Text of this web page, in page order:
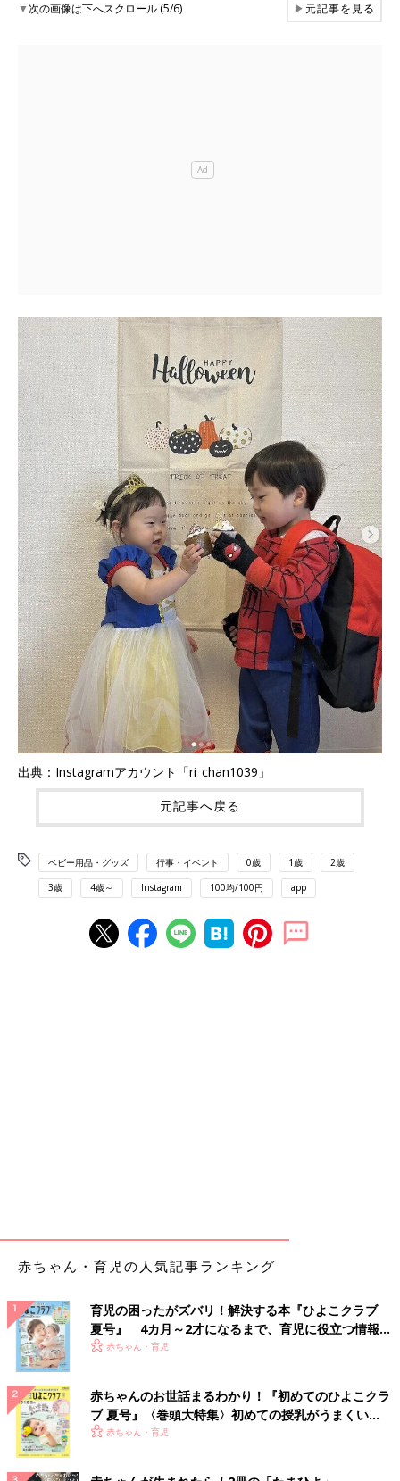
▼次の画像は下へスクロール (5/6) ▶元記事を見る
出典：Instagramアカウント「ri_chan1039」
元記事へ戻る
ベビー用品・グッズ 行事・イベント 0歳 1歳 2歳
3歳 4歳～ Instagram 100均/100円 app
赤ちゃん・育児の人気記事ランキング
育児の困ったがズバリ！解決する本『ひよこクラブ
夏号』 4カ月～2才になるまで、育児に役立つ情報が
いっぱい！
赤ちゃん・育児
赤ちゃんのお世話まるわかり！『初めてのひよこクラ
ブ 夏号』〈巻頭大特集〉初めての授乳がうまくい
く！ おっぱい・ミルクの基本と夏のトラブル 解決テ
赤ちゃん・育児